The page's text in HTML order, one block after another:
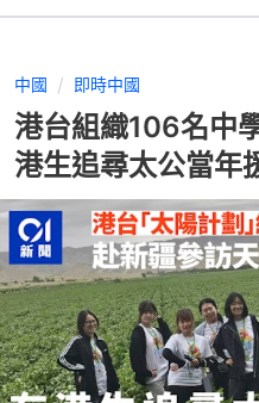
中國 即時中國
港台組織106名中
港生追尋太公當年